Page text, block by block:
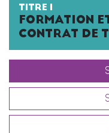
TITRE I
FORMATION
CONTRAT DE